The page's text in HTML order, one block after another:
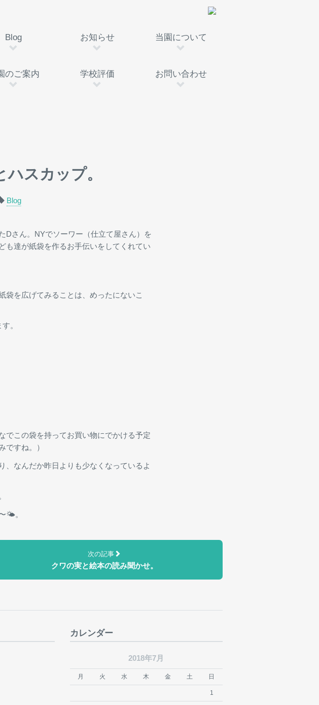
Blog お知らせ 当園について
のご案内 学校評価 お問い合わせ
スカップ。
Blog
Dさん。NYでソーワー（仕立て屋さん）を
も達が紙袋を作るお手伝いをしてくれてい
袋を広げてみることは、めったにないこ
。
でこの袋を持ってお買い物にでかける予定
ですね。）
、なんだか昨日よりも少なくなっているよ
🌤。
次の記事
クワの実と絵本の読み聞かせ。
カレンダー
2018年7月
月 火 水 木 金 土 日
1